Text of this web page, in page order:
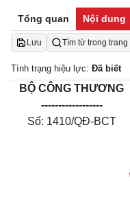
Tổng quan Nội dung
Lưu Tìm từ trong trang
Tình trạng hiệu lực: Đã biết
BỘ CÔNG THƯƠNG
------------------
Số: 1410/QĐ-BCT